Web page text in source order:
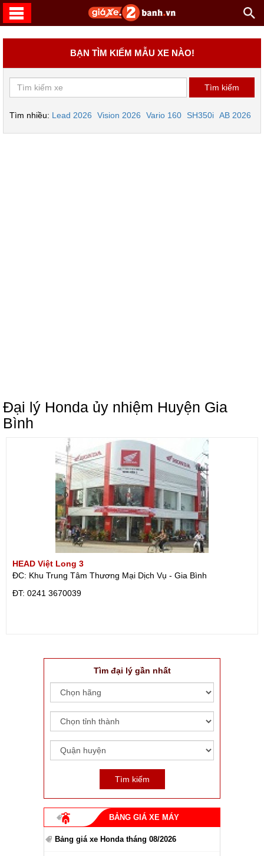
BẠN TÌM KIẾM MẪU XE NÀO!
Tìm nhiều: Lead 2026 Vision 2026 Vario 160 SH350i AB 2026
Đại lý Honda ủy nhiệm Huyện Gia
Bình
HEAD Việt Long 3
ĐC: Khu Trung Tâm Thương Mại Dịch Vụ - Gia Bình
ÐT: 0241 3670039
Tìm đại lý gần nhất
BẢNG GIÁ XE MÁY
Bảng giá xe Honda tháng 08/2026